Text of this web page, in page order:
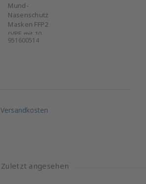
Mund-
Nasenschutz
Masken FFP2
(VPE mit 10
Stück)
951600514
Versandkosten
Zuletzt angesehen